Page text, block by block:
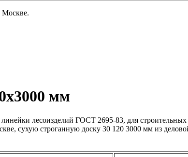
Москве.
мм
лесоизделий ГОСТ 2695-83, для
сухую строганную доску 30 120 3000 мм из